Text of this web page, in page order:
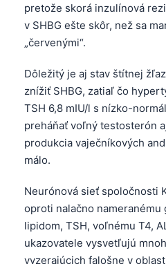
pretože skorá inzulínová
v SHBG ešte skôr, než sa
„červenými“.
Dôležitý je aj stav štítnej
znížiť SHBG, zatiaľ čo
TSH 6,8 mIU/l s nízko-
preháňať voľný testosterón
produkcia vaječníkových
málo.
Neurónová sieť spoločnosti
oproti nalačno nameranému
lipidom, TSH, voľnému T4,
ukazovatele vysvetľujú
vyzerajúcich falošne v